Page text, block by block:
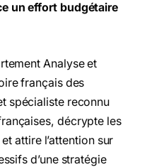
un effort budgétaire
Analyse et
français des
spécialiste reconnu
décrypte les
attire l’attention sur
d’une stratégie